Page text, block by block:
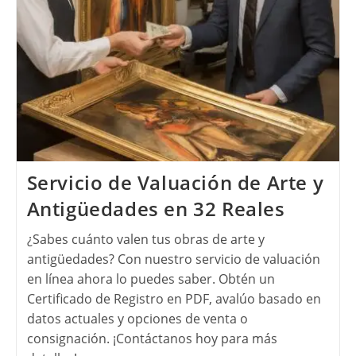
Servicio de Valuación de Arte y
Antigüedades en 32 Reales
¿Sabes cuánto valen tus obras de arte y
antigüedades? Con nuestro servicio de valuación
en línea ahora lo puedes saber. Obtén un
Certificado de Registro en PDF, avalúo basado en
datos actuales y opciones de venta o
consignación. ¡Contáctanos hoy para más